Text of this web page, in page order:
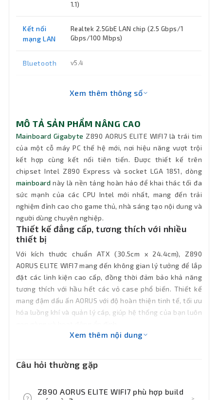
1.1)
Kết nối
mạng LAN
Realtek 2.5GbE LAN chip (2.5 Gbps/1
Gbps/100 Mbps)
Bluetooth v5.4
DisplayPort 2.1
Tốc độ
Bus
9200(O.C) / 9066(O.C) / 8933(O.C) /
8266(O.C) / 8200(O.C) / 8000(O.C) /
7950(O.C) / 7900(O.C) / 7800(O.C) /
7600(O.C.) / 7400(O.C.) / 7200(O.C.) /
7000(O.C.) / 6800(O.C.) / 6600(O.C.) /
6400 / 6200 / 6000 / 5800 /
5600MT/s
Hệ điều
hành hỗ
trợ
Windows 11 64-bit
Lưu trữ 4 x M.2, 4 x SATA 6Gb/s
Socket LGA 1851
Loại Ram DDR5
1 x PCI Express x16, 2 x PCI Express x16
Số cổng
2 x USB 3.2 Gen 2 Type-A, 3 x USB 3.2
Gen 1, 4 x USB 2.0/1.1
Khe Ram 4 khe cắm Ram
Xem thêm thông số
MÔ TẢ SẢN PHẨM NÂNG CAO
Mainboard Gigabyte Z890 AORUS ELITE WIFI7 là trái tim
của một cỗ máy PC thế hệ mới, nơi hiệu năng vượt trội
kết hợp cùng kết nối tiên tiến. Được thiết kế trên
chipset Intel Z890 Express và socket LGA 1851, dòng
mainboard này là nền tảng hoàn hảo để khai thác tối đa
sức mạnh của các CPU Intel mới nhất, mang đến trải
nghiệm đỉnh cao cho game thủ, nhà sáng tạo nội dung và
người dùng chuyên nghiệp.
Thiết kế đẳng cấp, tương thích với nhiều
thiết bị
Với kích thước chuẩn ATX (30.5cm x 24.4cm), Z890
AORUS ELITE WIFI7 mang đến không gian lý tưởng để lắp
đặt các linh kiện cao cấp, đồng thời đảm bảo khả năng
tương thích với hầu hết các vỏ case phổ biến. Thiết kế
mang đậm dấu ấn AORUS với độ hoàn thiện tinh tế, tối ưu
hóa luồng khí và quản lý cáp, giúp hệ thống của bạn luôn
Xem thêm nội dung
Câu hỏi thường gặp
?
Z890 AORUS ELITE WIFI7 phù hợp build
>